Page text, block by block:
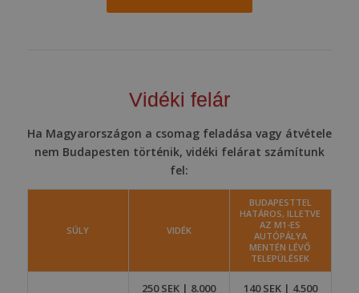
Vidéki felár
Ha Magyarországon a csomag feladása vagy átvétele
nem Budapesten történik, vidéki felárat számítunk
fel:
SÚLY VIDÉK
BUDAPESTTEL
HATÁROS, ILLETVE
AZ M1-ES
AUTÓPÁLYA
MENTÉN LÉVŐ
TELEPÜLÉSEK
250 SEK | 8.000 140 SEK | 4.500